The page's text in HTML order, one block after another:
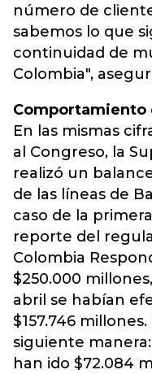
número de
sabemos lo que
continuidad de
Colombia",
Comportamiento
En las mismas
al Congreso, la
realizó un
de las líneas de
caso de la
reporte del
Colombia
$250.000
abril se habían
$157.746
siguiente
han ido $72.084